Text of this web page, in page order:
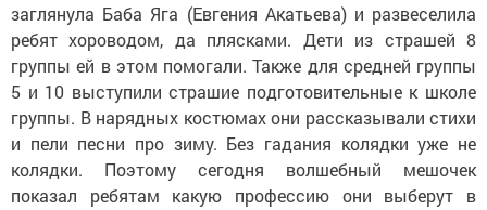
заглянула Баба Яга (Евгения Акатьева) и развеселила
ребят хороводом, да плясками. Дети из страшей 8
группы ей в этом помогали. Также для средней группы
5 и 10 выступили страшие подготовительные к школе
группы. В нарядных костюмах они рассказывали стихи
и пели песни про зиму. Без гадания колядки уже не
колядки. Поэтому сегодня волшебный мешочек
показал ребятам какую профессию они выберут в